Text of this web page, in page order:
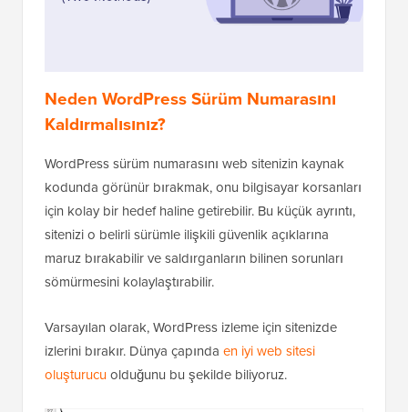
Neden WordPress Sürüm Numarasını
Kaldırmalısınız?
WordPress sürüm numarasını web sitenizin kaynak
kodunda görünür bırakmak, onu bilgisayar korsanları
için kolay bir hedef haline getirebilir. Bu küçük ayrıntı,
sitenizi o belirli sürümle ilişkili güvenlik açıklarına
maruz bırakabilir ve saldırganların bilinen sorunları
sömürmesini kolaylaştırabilir.
Varsayılan olarak, WordPress izleme için sitenizde
izlerini bırakır. Dünya çapında en iyi web sitesi
oluşturucuolduğunu bu şekilde biliyoruz.